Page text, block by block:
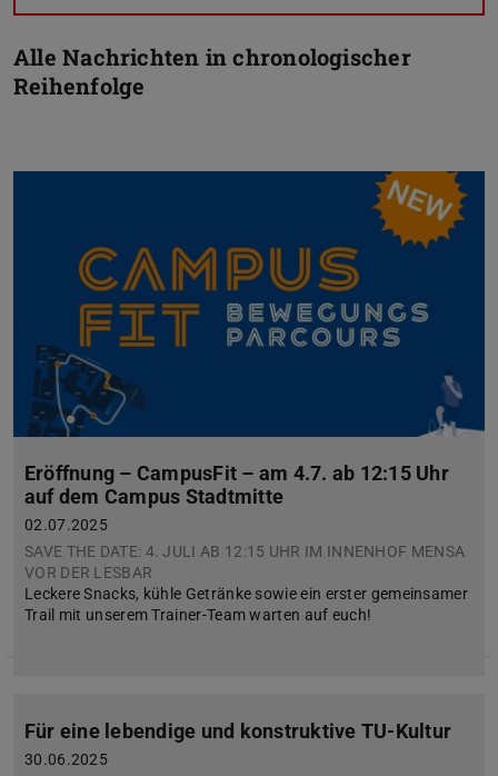
Alle Nachrichten in chronologischer
Reihenfolge
Eröffnung – CampusFit – am 4.7. ab 12:15 Uhr
auf dem Campus Stadtmitte
02.07.2025
SAVE THE DATE: 4. JULI AB 12:15 UHR IM INNENHOF MENSA
VOR DER LESBAR
Leckere Snacks, kühle Getränke sowie ein erster gemeinsamer
Trail mit unserem Trainer-Team warten auf euch!
Für eine lebendige und konstruktive TU-Kultur
30.06.2025